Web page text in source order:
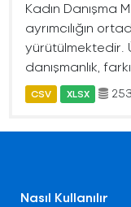
Kadın Danışma
ayrımcılığın
yürütülmektedir.
danışmanlık,
CSV XLSX
Nasıl Kullanılır